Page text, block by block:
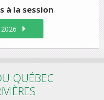
à la session
QUÉBEC